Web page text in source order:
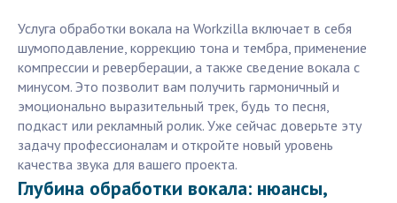
Услуга обработки вокала на Workzilla включает в себя
шумоподавление, коррекцию тона и тембра, применение
компрессии и реверберации, а также сведение вокала с
минусом. Это позволит вам получить гармоничный и
эмоционально выразительный трек, будь то песня,
подкаст или рекламный ролик. Уже сейчас доверьте эту
задачу профессионалам и откройте новый уровень
качества звука для вашего проекта.
Глубина обработки вокала: нюансы,